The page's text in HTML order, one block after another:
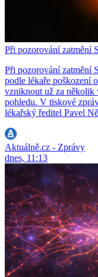
Při pozorování zatmění
Při pozorování zatmění
podle lékaře poškození
vzniknout už za několik
pohledu. V tiskové
lékařský ředitel Pavel
Aktuálně.cz - Zprávy
dnes, 11:13